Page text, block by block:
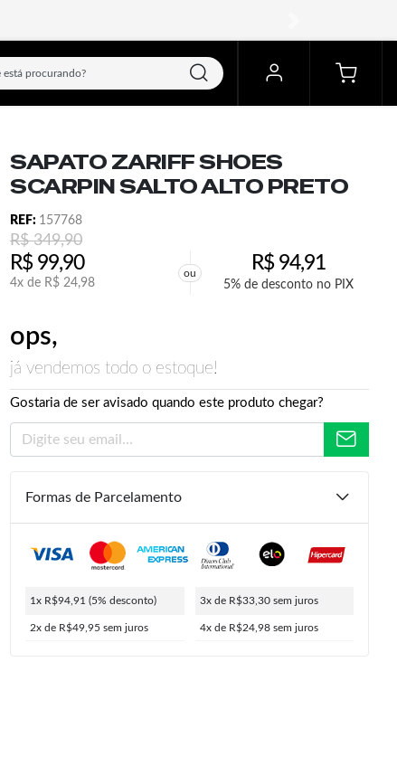
SAPATO ZARIFF SHOES
SCARPIN SALTO ALTO PRETO
REF: 157768
R$349,90
R$99,90
4x de R$ 24,98
ou R$94,91
5% de desconto no PIX
ops,
já vendemos todo o estoque!
Gostaria de ser avisado quando este produto chegar?
349,90
R$ 24,98
94,91
5% de desconto no PIX
Formas de Parcelamento
1x R$94,91 (5% desconto)
2x de R$49,95 sem juros
3x de R$33,30 sem juros
4x de R$24,98 sem juros